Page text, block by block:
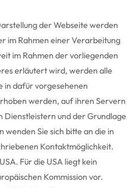
der Webseite werden
im Rahmen einer Verarbeitung
im Rahmen der vorliegenden
erläutert wird, werden alle
in dafür vorgesehenen
werden, auf ihren Servern
Dienstleistern und der Grundlage
Sie sich bitte an die in
Kontaktmöglichkeit.
Für die USA liegt kein
Kommission vor.